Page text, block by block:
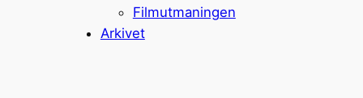
Filmutmaningen
Arkivet